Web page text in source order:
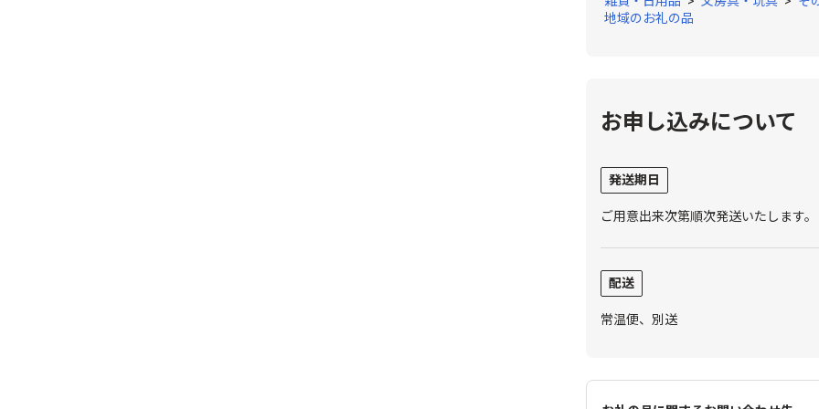
地域のお礼の品
お申し込みについて
発送期日
ご用意出来次第順次発送いたします。
配送
常温便、別送